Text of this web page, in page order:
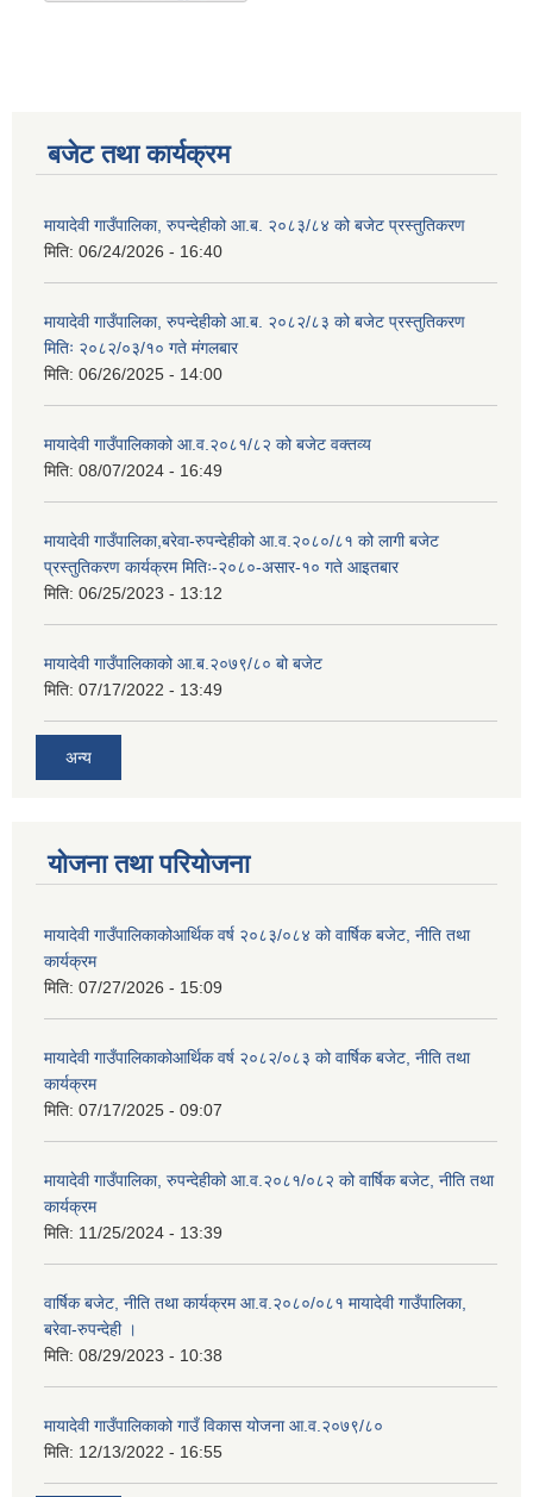
बजेट तथा कार्यक्रम
मायादेवी गाउँपालिका, रुपन्देहीको आ.ब. २०८३/८४ को बजेट प्रस्तुतिकरण
मिति: 06/24/2026 - 16:40
मायादेवी गाउँपालिका, रुपन्देहीको आ.ब. २०८२/८३ को बजेट प्रस्तुतिकरण
मितिः २०८२/०३/१० गते मंगलबार
मिति: 06/26/2025 - 14:00
मायादेवी गाउँपालिकाको आ.व.२०८१/८२ को बजेट वक्तव्य
मिति: 08/07/2024 - 16:49
मायादेवी गाउँपालिका,बरेवा-रुपन्देहीको आ.व.२०८०/८१ को लागी बजेट
प्रस्तुतिकरण कार्यक्रम मितिः-२०८०-असार-१० गते आइतबार
मिति: 06/25/2023 - 13:12
मायादेवी गाउँपालिकाको आ.ब.२०७९/८० बो बजेट
मिति: 07/17/2022 - 13:49
अन्य
योजना तथा परियोजना
मायादेवी गाउँपालिकाकोआर्थिक वर्ष २०८३/०८४ को वार्षिक बजेट, नीति तथा
कार्यक्रम
मिति: 07/27/2026 - 15:09
मायादेवी गाउँपालिकाकोआर्थिक वर्ष २०८२/०८३ को वार्षिक बजेट, नीति तथा
कार्यक्रम
मिति: 07/17/2025 - 09:07
मायादेवी गाउँपालिका, रुपन्देहीको आ.व.२०८१/०८२ को वार्षिक बजेट, नीति तथा
कार्यक्रम
मिति: 11/25/2024 - 13:39
वार्षिक बजेट, नीति तथा कार्यक्रम आ.व.२०८०/०८१ मायादेवी गाउँपालिका,
बरेवा-रुपन्देही ।
मिति: 08/29/2023 - 10:38
मायादेवी गाउँपालिकाको गाउँ विकास योजना आ.व.२०७९/८०
मिति: 12/13/2022 - 16:55